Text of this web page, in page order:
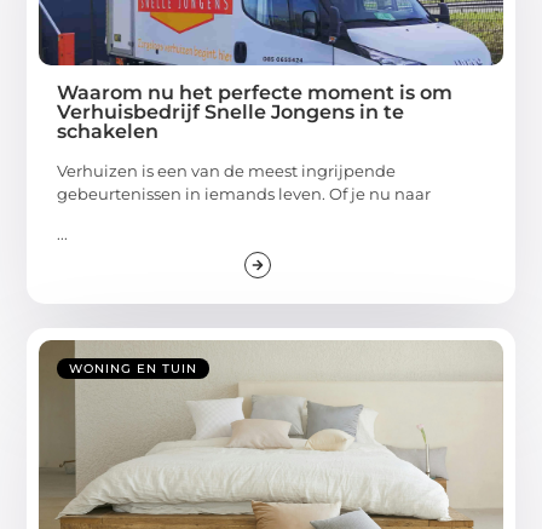
Waarom nu het perfecte moment is om
Verhuisbedrijf Snelle Jongens in te
schakelen
Verhuizen is een van de meest ingrijpende
gebeurtenissen in iemands leven. Of je nu naar
...
WONING EN TUIN